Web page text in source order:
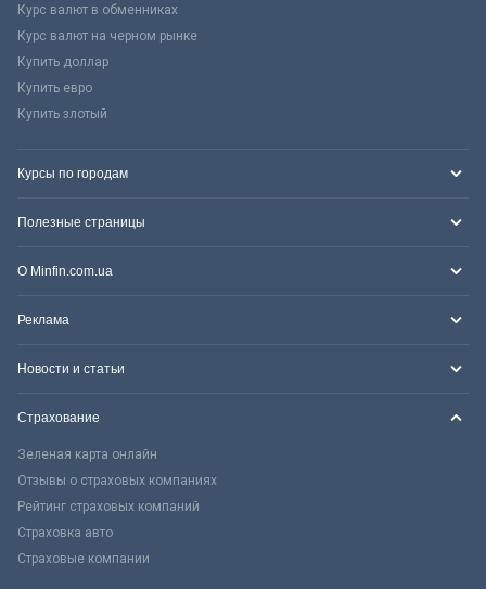
Курс валют в обменниках
Курс валют на черном рынке
Купить доллар
Купить евро
Купить злотый
Курсы по городам
Полезные страницы
О Minfin.com.ua
Реклама
Новости и статьи
Страхование
Зеленая карта онлайн
Отзывы о страховых компаниях
Рейтинг страховых компаний
Страховка авто
Страховые компании